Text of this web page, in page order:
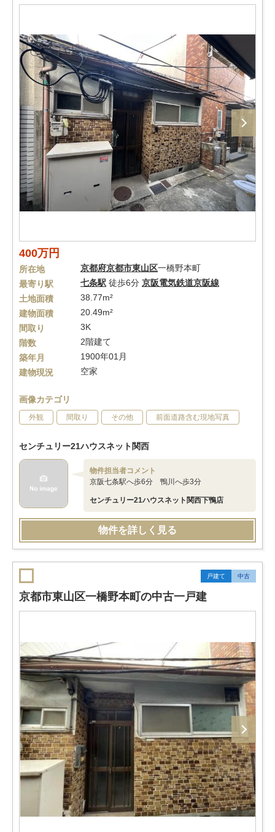
400万円
所在地 京都府京都市東山区一橋野本町
最寄り駅
七条駅 徒歩6分 京阪電気鉄道京阪線
土地面積
38.77m²
建物面積
20.49m²
間取り
3K
階数
2階建て
築年月
1900年01月
建物現況
空家
画像カテゴリ
外観 間取り その他 前面道路含む現地写真
センチュリー21ハウスネット関西
物件担当者コメント
京阪七条駅へ歩6分 鴨川へ歩3分
センチュリー21ハウスネット関西下鴨店
物件を詳しく見る
戸建て 中古
京都市東山区一橋野本町の中古一戸建